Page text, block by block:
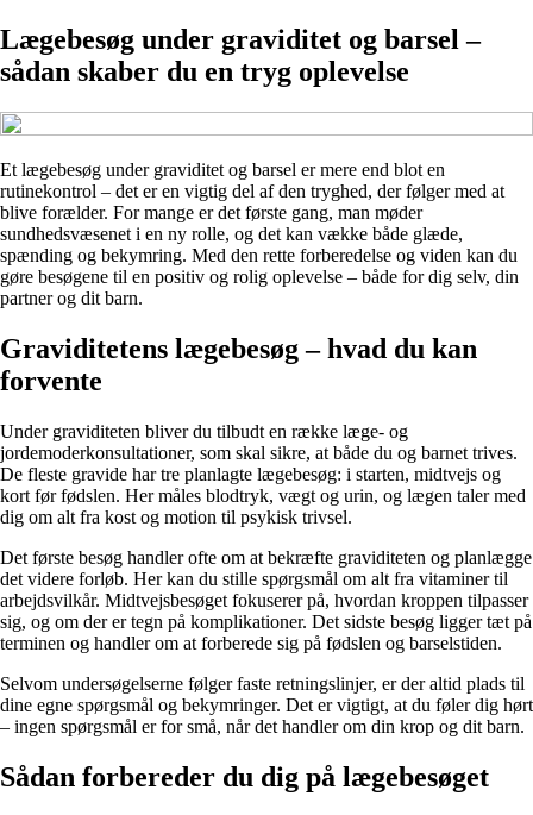
Lægebesøg under graviditet og barsel –
sådan skaber du en tryg oplevelse
Et lægebesøg under graviditet og barsel er mere end blot en
rutinekontrol – det er en vigtig del af den tryghed, der følger med at
blive forælder. For mange er det første gang, man møder
sundhedsvæsenet i en ny rolle, og det kan vække både glæde,
spænding og bekymring. Med den rette forberedelse og viden kan du
gøre besøgene til en positiv og rolig oplevelse – både for dig selv, din
partner og dit barn.
Graviditetens lægebesøg – hvad du kan
forvente
Under graviditeten bliver du tilbudt en række læge- og
jordemoderkonsultationer, som skal sikre, at både du og barnet trives.
De fleste gravide har tre planlagte lægebesøg: i starten, midtvejs og
kort før fødslen. Her måles blodtryk, vægt og urin, og lægen taler med
dig om alt fra kost og motion til psykisk trivsel.
Det første besøg handler ofte om at bekræfte graviditeten og planlægge
det videre forløb. Her kan du stille spørgsmål om alt fra vitaminer til
arbejdsvilkår. Midtvejsbesøget fokuserer på, hvordan kroppen tilpasser
sig, og om der er tegn på komplikationer. Det sidste besøg ligger tæt på
terminen og handler om at forberede sig på fødslen og barselstiden.
Selvom undersøgelserne følger faste retningslinjer, er der altid plads til
dine egne spørgsmål og bekymringer. Det er vigtigt, at du føler dig hørt
– ingen spørgsmål er for små, når det handler om din krop og dit barn.
Sådan forbereder du dig på lægebesøget